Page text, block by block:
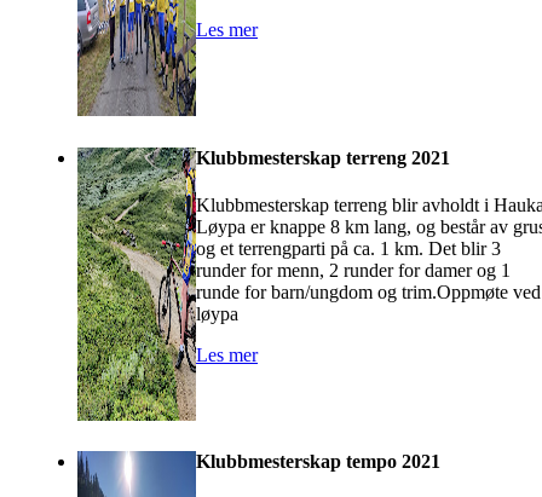
Les mer
Klubbmesterskap terreng 2021
Klubbmesterskap terreng blir avholdt i
Løypa er knappe 8 km lang, og består av
og et terrengparti på ca. 1 km. Det blir 3
runder for menn, 2 runder for damer og 1
runde for barn/ungdom og trim.Oppmøte ved
løypa
Les mer
Klubbmesterskap tempo 2021